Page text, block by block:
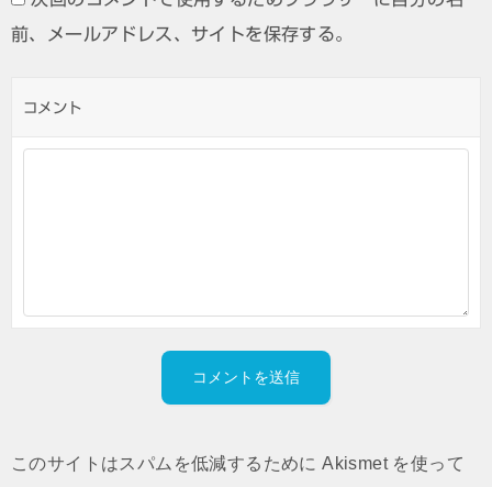
前、メールアドレス、サイトを保存する。
コメント
このサイトはスパムを低減するために Akismet を使って